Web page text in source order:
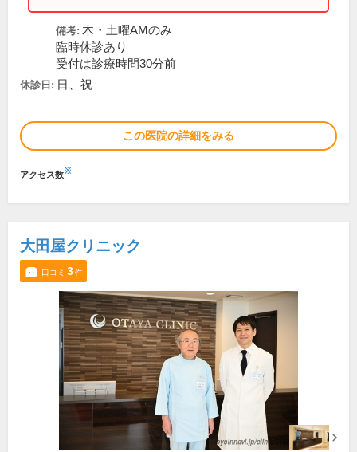
備考: 木・土曜AMのみ
臨時休診あり
受付は診療時間30分前
休診日: 日、祝
この医院の詳細をみる
アクセス数※
大田屋クリニック
口コミ 3件